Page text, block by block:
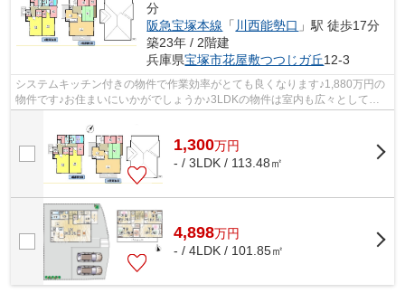
分
阪急宝塚本線 「 川西能勢口 」駅 徒歩17分
築23年 / 2階建
兵庫県宝塚市花屋敷つつじガ丘12-3
システムキッチン付きの物件で作業効率がとても良くなります♪1,880万円の
物件です♪お住まいにいかがでしょうか♪3LDKの物件は室内も広々としてお
1,300万円
- / 3LDK / 113.48㎡
4,898万円
- / 4LDK / 101.85㎡